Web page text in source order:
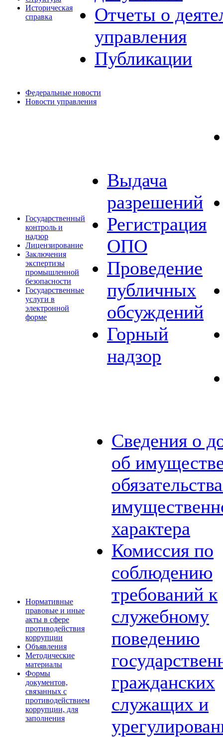
Историческая
справка
Отчеты о
управления
Публикации
Федеральные новости
Новости управления
Государственный
контроль и
надзор
Лицензирование
Заключения
экспертизы
промышленной
безопасности
Государственные
услуги в
электронной
форме
Выдача
разрешений
Регистрация
ОПО
Проведение
публичных
обсуждений
Горный
надзор
Нормативные
правовые и иные
акты в сфере
противодействия
коррупции
Объявления
Методические
материалы
Формы
документов,
связанных с
противодействием
коррупции, для
заполнения
Сведения о
об
характера
Комиссия по
соблюдению
требований к
служебному
поведению
гражданских
служащих и